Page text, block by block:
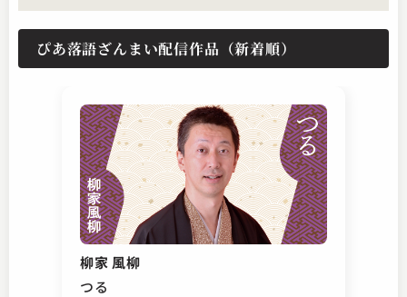
ぴあ落語ざんまい配信作品（新着順）
柳家 風柳
つる